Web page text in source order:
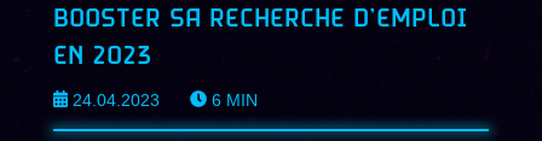
BOOSTER SA RECHERCHE D’EMPLOI
EN 2023
24.04.2023 6 MIN